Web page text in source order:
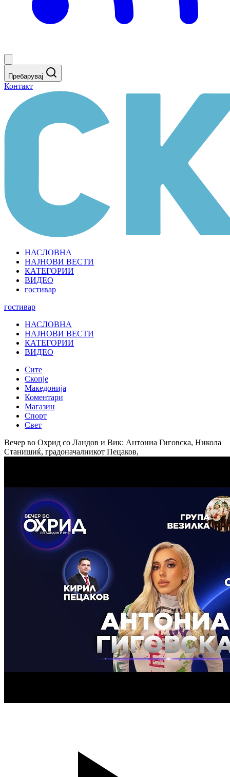
Пребарувај
Контакт
НАСЛОВНА
НАЈНОВИ ВЕСТИ
КАТЕГОРИИ
ВИДЕО
гостивар
гостивар
НАСЛОВНА
НАЈНОВИ ВЕСТИ
КАТЕГОРИИ
ВИДЕО
Сите
Скопје
Македонија
Коментари
Магазин
Спорт
Свет
Вечер во Охрид со Ландов и Вик: Антониа Гиговска, Никола
Станишиќ, градоначалникот Пецаков,